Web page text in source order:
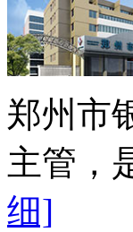
郑州市
主管，
细]